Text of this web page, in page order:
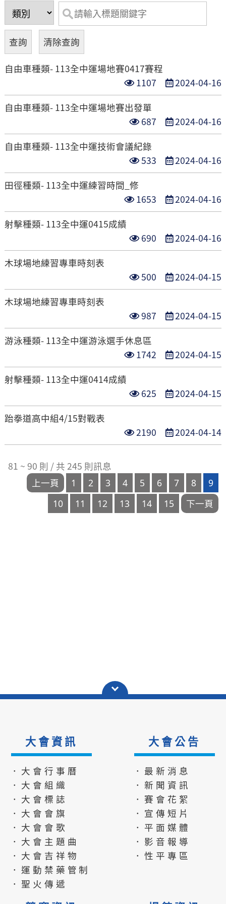
自由車種類- 113全中運場地賽0417賽程
點
閱
次
數
1107
發
布
期
2024-04-16
自由車種類- 113全中運場地賽出發單
點
閱
次
數
687
發
布
期
2024-04-16
自由車種類- 113全中運技術會議紀錄
點
閱
數
533
發
布
期
2024-04-16
田徑種類- 113全中運練習時間_修
點
閱
數
1653
發
布
期
2024-04-16
射擊種類- 113全中運0415成績
點
閱
數
690
發
布
期
2024-04-16
木球場地練習專車時刻表
點
閱
數
500
發
布
期
2024-04-15
木球場地練習專車時刻表
點
閱
次
數
987
發
布
期
2024-04-15
游泳種類- 113全中運游泳選手休息區
點
閱
數
1742
發
布
期
2024-04-15
射擊種類- 113全中運0414成績
點
閱
數
625
發
布
期
2024-04-15
跆拳道高中組4/15對戰表
點
閱
數
2190
發
布
期
2024-04-14
81 ~ 90 則 / 共 245 則訊息
大會資訊
．大會行事曆
．大會組織
．大會標誌
．大會會旗
．大會會歌
．大會主題曲
．大會吉祥物
．運動禁藥管制
．聖火傳遞
大會公告
．最新消息
．新聞資訊
．賽會花絮
．宣傳短片
．平面媒體
．影音報導
．性平專區